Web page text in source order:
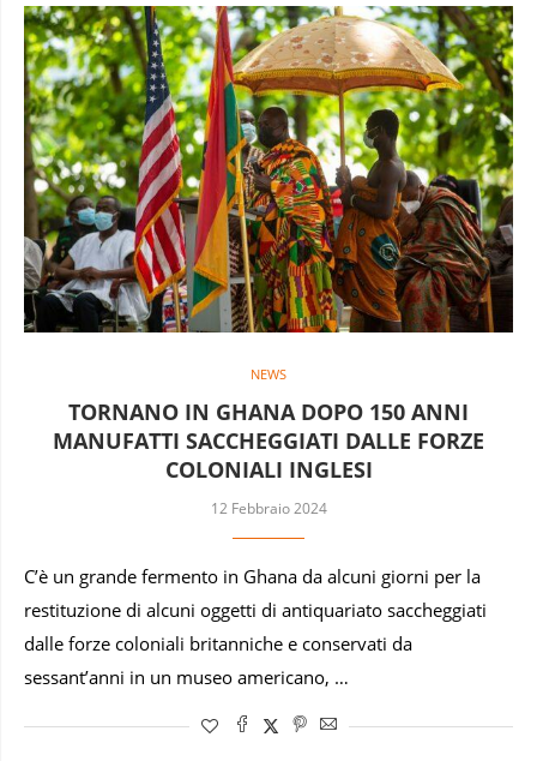
NEWS
TORNANO IN GHANA DOPO 150 ANNI
MANUFATTI SACCHEGGIATI DALLE FORZE
COLONIALI INGLESI
12 Febbraio 2024
C’è un grande fermento in Ghana da alcuni giorni per la
restituzione di alcuni oggetti di antiquariato saccheggiati
dalle forze coloniali britanniche e conservati da
sessant’anni in un museo americano, …